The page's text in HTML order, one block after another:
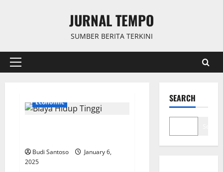
JURNAL TEMPO
SUMBER BERITA TERKINI
Primary
Economic
Budi Santoso
January 6,
2025
SEARCH